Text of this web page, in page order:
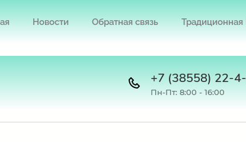
Новости Обратная связь Традиционная
Пн-Пт: 8:00 - 16:00
+7 (38558) 22-